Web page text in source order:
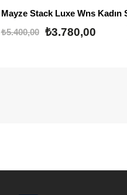
₺5.400,00
₺3.780,00